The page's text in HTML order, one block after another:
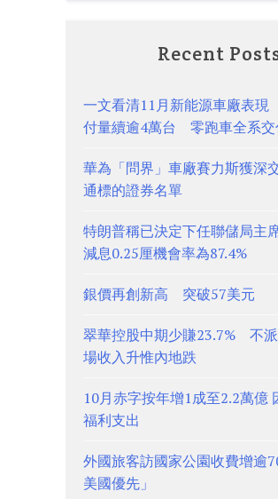
Recent
一文看清11月新能源車廠表
付量續逾4萬台 零跑車全系交
華為「問界」車廠賽力斯獲深
通標的證券名單
特朗普稱已決定下任聯儲局主
減息0.25厘機會率為87.4%
銀價再創新高 突破57美元
翠華控股中期少賺23.7% 不
場收入升惟內地跌
10月赤字按年增1成至2.2萬億
福利支出
外國旅客訪國家公園收費增逾
美國優先」